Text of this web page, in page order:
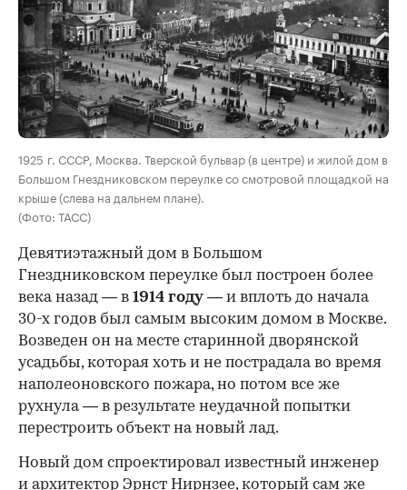
00:00 / 00:00
1925 г. СССР, Москва. Тверской бульвар (в центре) и жилой дом в
Большом Гнездниковском переулке со смотровой площадкой на
крыше (слева на дальнем плане).
(Фото: ТАСС)
Девятиэтажный дом в Большом
Гнездниковском переулке был построен более
века назад — в 1914 году — и вплоть до начала
30-х годов был самым высоким домом в Москве.
Возведен он на месте старинной дворянской
усадьбы, которая хоть и не пострадала во время
наполеоновского пожара, но потом все же
рухнула — в результате неудачной попытки
перестроить объект на новый лад.
Новый дом спроектировал известный инженер
и архитектор Эрнст Нирнзее, который сам же